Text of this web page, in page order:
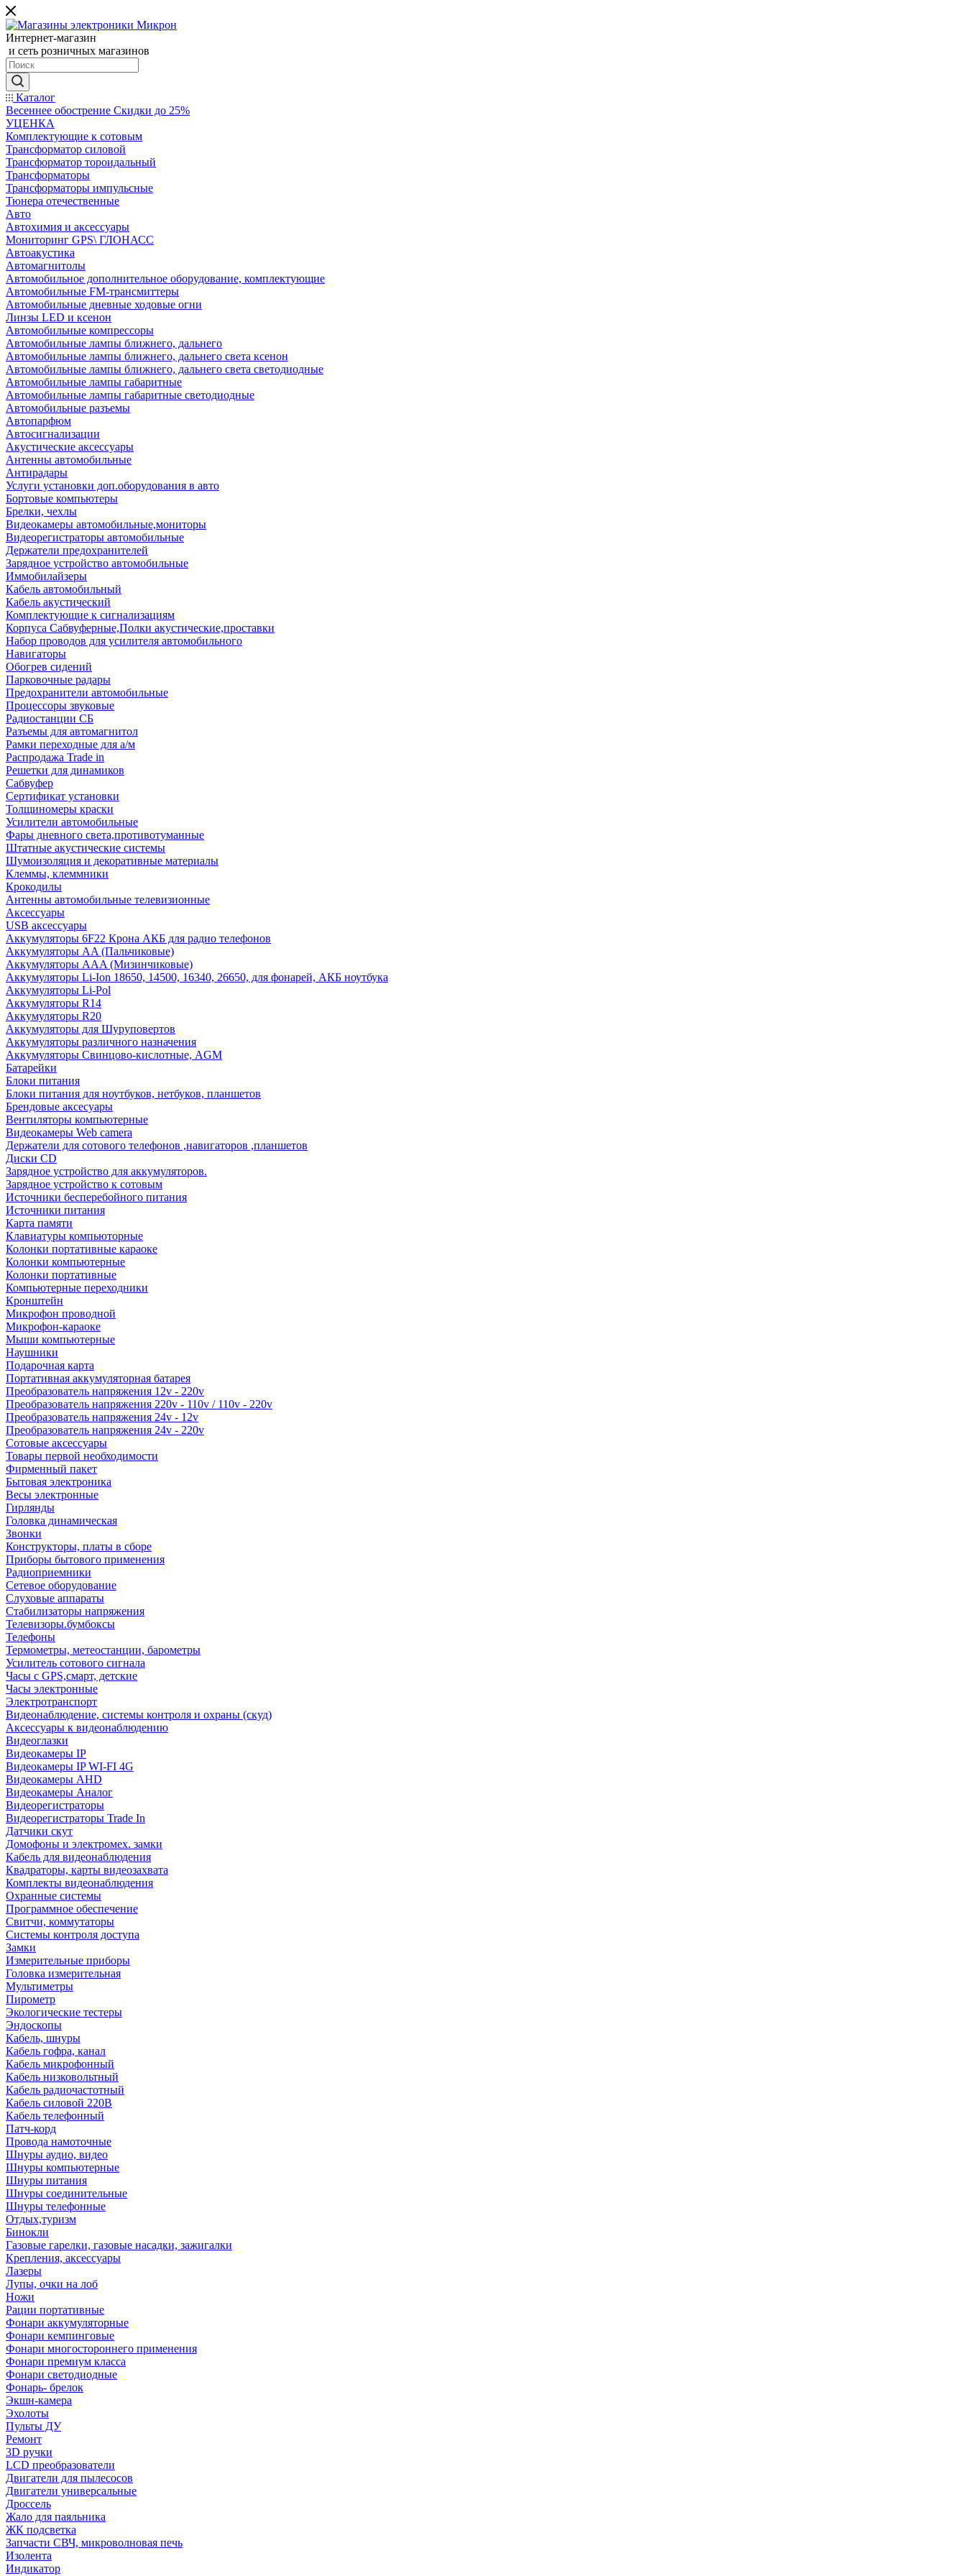
Интернет-магазин
и сеть розничных магазинов
Каталог
Весеннее обострение Скидки до 25%
УЦЕНКА
Комплектующие к сотовым
Трансформатор силовой
Трансформатор тороидальный
Трансформаторы
Трансформаторы импульсные
Тюнера отечественные
Авто
Автохимия и аксессуары
Мониторинг GPS\ ГЛОНАСС
Автоакустика
Автомагнитолы
Автомобильное дополнительное оборудование, комплектующие
Автомобильные FM-трансмиттеры
Автомобильные дневные ходовые огни
Линзы LED и ксенон
Автомобильные компрессоры
Автомобильные лампы ближнего, дальнего
Автомобильные лампы ближнего, дальнего света ксенон
Автомобильные лампы ближнего, дальнего света светодиодные
Автомобильные лампы габаритные
Автомобильные лампы габаритные светодиодные
Автомобильные разъемы
Автопарфюм
Автосигнализации
Акустические аксессуары
Антенны автомобильные
Антирадары
Услуги установки доп.оборудования в авто
Бортовые компьютеры
Брелки, чехлы
Видеокамеры автомобильные,мониторы
Видеорегистраторы автомобильные
Держатели предохранителей
Зарядное устройство автомобильные
Иммобилайзеры
Кабель автомобильный
Кабель акустический
Комплектующие к сигнализациям
Корпуса Сабвуферные,Полки акустические,проставки
Набор проводов для усилителя автомобильного
Навигаторы
Обогрев сидений
Парковочные радары
Предохранители автомобильные
Процессоры звуковые
Радиостанции СБ
Разъемы для автомагнитол
Рамки переходные для а/м
Распродажа Trade in
Решетки для динамиков
Сабвуфер
Сертификат установки
Толщиномеры краски
Усилители автомобильные
Фары дневного света,противотуманные
Штатные акустические системы
Шумоизоляция и декоративные материалы
Клеммы, клеммники
Крокодилы
Антенны автомобильные телевизионные
Аксессуары
USB аксессуары
Аккумуляторы 6F22 Крона АКБ для радио телефонов
Аккумуляторы AA (Пальчиковые)
Аккумуляторы AAA (Мизинчиковые)
Аккумуляторы Li-Ion 18650, 14500, 16340, 26650, для фонарей, АКБ ноутбука
Аккумуляторы Li-Pol
Аккумуляторы R14
Аккумуляторы R20
Аккумуляторы для Шуруповертов
Аккумуляторы различного назначения
Аккумуляторы Свинцово-кислотные, AGM
Батарейки
Блоки питания
Блоки питания для ноутбуков, нетбуков, планшетов
Брендовые аксесуары
Вентиляторы компьютерные
Видеокамеры Web camera
Держатели для сотового телефонов ,навигаторов ,планшетов
Диски CD
Зарядное устройство для аккумуляторов.
Зарядное устройство к сотовым
Источники бесперебойного питания
Источники питания
Карта памяти
Клавиатуры компьюторные
Колонки портативные караоке
Колонки компьютерные
Колонки портативные
Компьютерные переходники
Кронштейн
Микрофон проводной
Микрофон-караоке
Мыши компьютерные
Наушники
Подарочная карта
Портативная аккумуляторная батарея
Преобразователь напряжения 12v - 220v
Преобразователь напряжения 220v - 110v / 110v - 220v
Преобразователь напряжения 24v - 12v
Преобразователь напряжения 24v - 220v
Сотовые аксессуары
Товары первой необходимости
Фирменный пакет
Бытовая электроника
Весы электронные
Гирлянды
Головка динамическая
Звонки
Конструкторы, платы в сборе
Приборы бытового применения
Радиоприемники
Сетевое оборудование
Слуховые аппараты
Стабилизаторы напряжения
Телевизоры.бумбоксы
Телефоны
Термометры, метеостанции, барометры
Усилитель сотового сигнала
Часы с GPS,смарт, детские
Часы электронные
Электротранспорт
Видеонаблюдение, системы контроля и охраны (скуд)
Аксессуары к видеонаблюдению
Видеоглазки
Видеокамеры IP
Видеокамеры IP WI-FI 4G
Видеокамеры AHD
Видеокамеры Аналог
Видеорегистраторы
Видеорегистраторы Trade In
Датчики скут
Домофоны и электромех. замки
Кабель для видеонаблюдения
Квадраторы, карты видеозахвата
Комплекты видеонаблюдения
Охранные системы
Программное обеспечение
Свитчи, коммутаторы
Системы контроля доступа
Замки
Измерительные приборы
Головка измерительная
Мультиметры
Пирометр
Экологические тестеры
Эндоскопы
Кабель, шнуры
Кабель гофра, канал
Кабель микрофонный
Кабель низковольтный
Кабель радиочастотный
Кабель силовой 220В
Кабель телефонный
Патч-корд
Провода намоточные
Шнуры аудио, видео
Шнуры компьютерные
Шнуры питания
Шнуры соединительные
Шнуры телефонные
Отдых,туризм
Бинокли
Газовые гарелки, газовые насадки, зажигалки
Крепления, аксессуары
Лазеры
Лупы, очки на лоб
Ножи
Рации портативные
Фонари аккумуляторные
Фонари кемпинговые
Фонари многостороннего применения
Фонари премиум класса
Фонари светодиодные
Фонарь- брелок
Экшн-камера
Эхолоты
Пульты ДУ
Ремонт
3D ручки
LCD преобразователи
Двигатели для пылесосов
Двигатели универсальные
Дроссель
Жало для паяльника
ЖК подсветка
Запчасти СВЧ, микроволновая печь
Изолента
Индикатор